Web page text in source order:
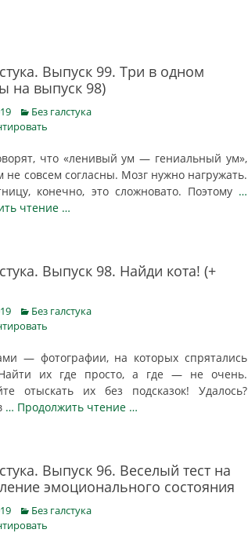
Выпуск 99. Три в одном
на выпуск 98)
Categories
Без галстука
что «ленивый ум — гениальный ум»,
не совсем согласны. Мозг нужно нагружать.
конечно, это сложновато. Поэтому …
чтение …
Выпуск 98. Найди кота! (+
Categories
Без галстука
— фотографии, на которых спрятались
их где просто, а где — не очень.
отыскать их без подсказок! Удалось?
… Продолжить чтение …
Выпуск 96. Веселый тест на
эмоционального состояния
Categories
Без галстука